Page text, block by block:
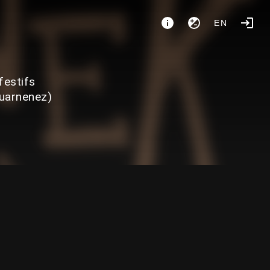
EN